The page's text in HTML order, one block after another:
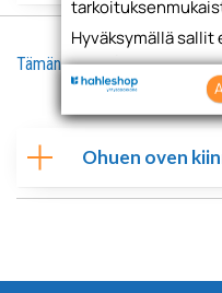
Tämän tuotteen kanssa
Ohuen oven
Hyväksymällä sallit
teknologioiden
sekä käyttämiseen.
suostumuksesi
“Asetukset”